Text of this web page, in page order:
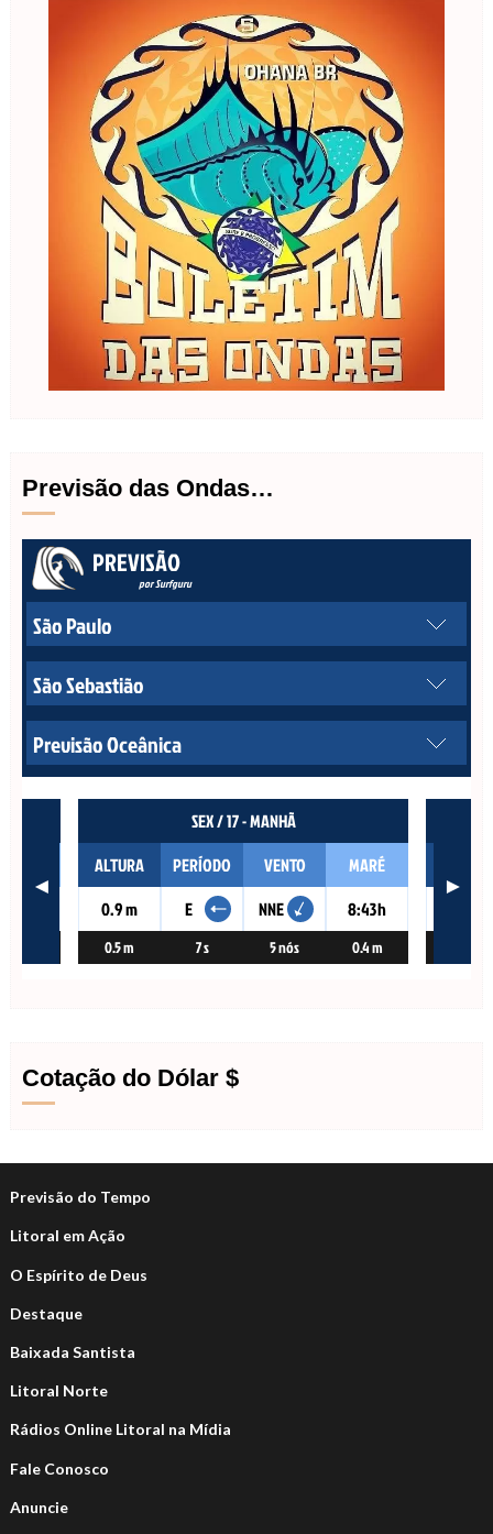
Previsão das Ondas…
Cotação do Dólar $
Previsão do Tempo
Litoral em Ação
O Espírito de Deus
Destaque
Baixada Santista
Litoral Norte
Rádios Online Litoral na Mídia
Fale Conosco
Anuncie